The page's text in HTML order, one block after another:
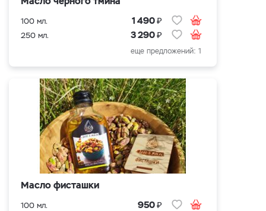
100 мл. 1 490₽
250 мл. 3 290₽
еще предложений: 1
Масло фисташки
100 мл. 950₽